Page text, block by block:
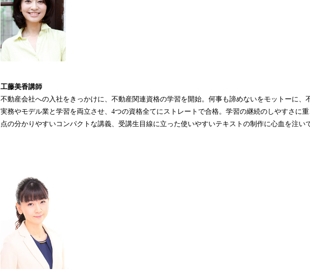
​工藤美香講師
不動産会社への入社をきっかけに、不動産関連資格の学習を開始。何事も諦めないをモットーに、
実務やモデル業と学習を両立させ、4つの資格全てにストレートで合格。学習の継続のしやすさに
点の分かりやすいコンパクトな講義、受講生目線に立った使いやすいテキストの制作に心血を注い